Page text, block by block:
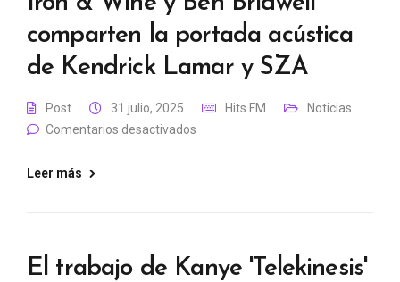
comparten la portada acústica
de Kendrick Lamar y SZA
Post 31 julio, 2025 Hits FM
Noticias
Comentarios desactivados
Leer más
El trabajo de Kanye 'Telekinesis'